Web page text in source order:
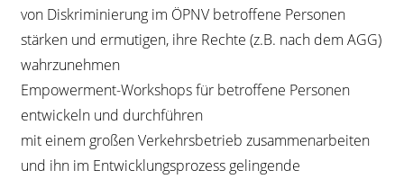
von Diskriminierung im ÖPNV betroffene Personen
stärken und ermutigen, ihre Rechte (z.B. nach dem AGG)
wahrzunehmen
Empowerment-Workshops für betroffene Personen
entwickeln und durchführen
mit einem großen Verkehrsbetrieb zusammenarbeiten
und ihn im Entwicklungsprozess gelingende